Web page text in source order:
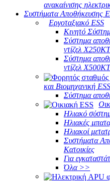
ανακαίνισης
Συστήματα Αποθήκευσης
Εργοταξιακό ESS
Κινητό
Σύστημα
ντίζελ X250KT
Σύστημα
ντίζελ X500KT
και Βιομηχανική ESS
Σύστημα
Ηλιακό
Ηλιακές
Ηλιακοί
Συστήματα
Κατοικίες
Για
Όλα >>